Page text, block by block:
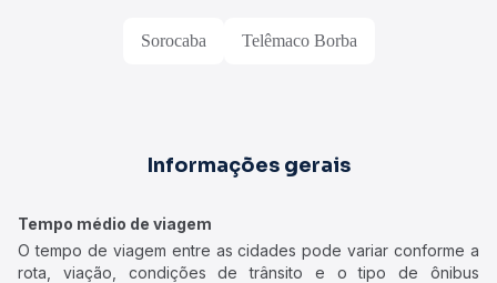
Sorocaba Telêmaco Borba
Informações gerais
Tempo médio de viagem
O tempo de viagem entre as cidades pode variar conforme a
rota, viação, condições de trânsito e o tipo de ônibus